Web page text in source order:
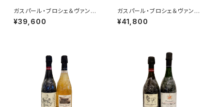
ガスパール・ブロシェ＆ヴァンサ
ン・ブロシェ ２本セット その1
(LA PIE Tome V.＋1er cru
¥39,600
ガスパール・ブロシェ＆ヴァンサ
ン・ブロシェ 2本セット その２
(333f ロゼ+ミレジム’15)
¥41,800